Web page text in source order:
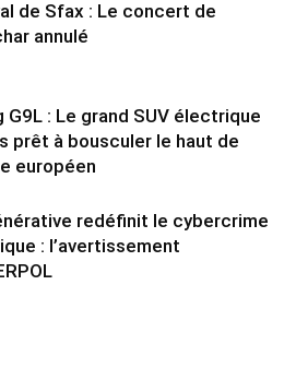
de Sfax : Le concert de
annulé
G9L : Le grand SUV électrique
prêt à bousculer le haut de
européen
redéfinit le cybercrime
: l’avertissement